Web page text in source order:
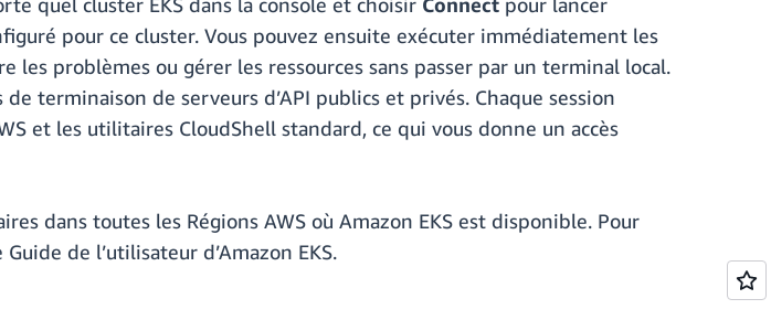
pour ce cluster. Vous pouvez ensuite exécuter immédiatement les
problèmes ou gérer les ressources sans passer par un terminal local.
terminaison de serveurs d’API publics et privés. Chaque session
et les utilitaires CloudShell standard, ce qui vous donne un accès
dans toutes les Régions AWS où Amazon EKS est disponible. Pour
Guide de l’utilisateur d’Amazon EKS.